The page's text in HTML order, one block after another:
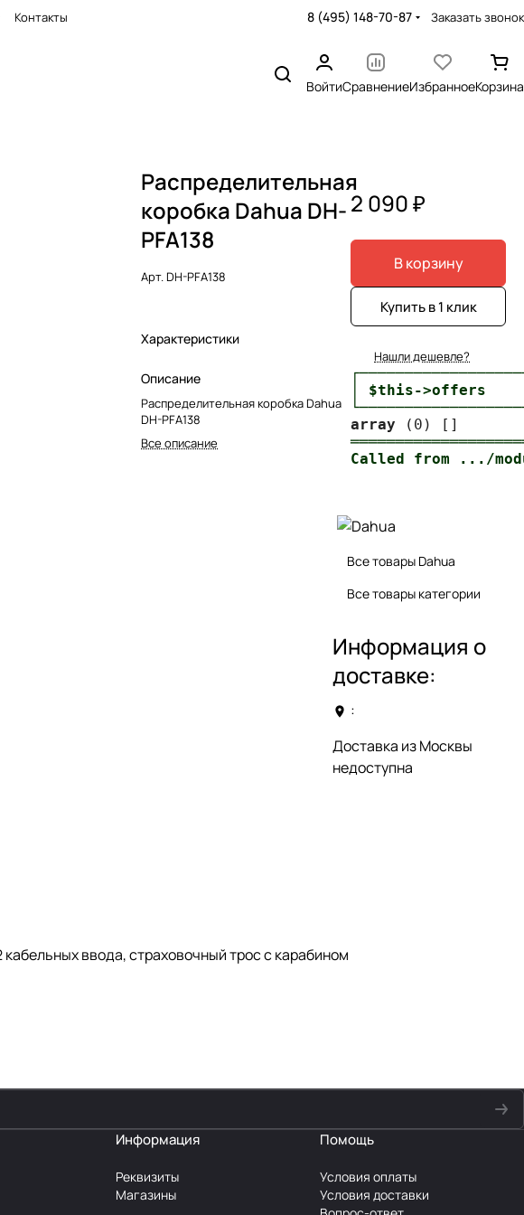
Контакты 8 (495) 148-70-87 Заказать звонок
ВойтиСравнениеИзбранноеКорзина
Распределительная
коробка Dahua DH-
PFA138
Арт.DH-PFA138
Характеристики
Описание
Распределительная коробка Dahua
DH-PFA138
Все описание
2 090 ₽
В корзину
Купить в 1 клик
Нашли дешевле?
│ $this-
array
Все товары Dahua
Все товары категории
Информация о
доставке:
:
Доставка из Москвы
недоступна
ввода, страховочный трос с карабином
Информация
Реквизиты
Магазины
Помощь
Условия оплаты
Условия доставки